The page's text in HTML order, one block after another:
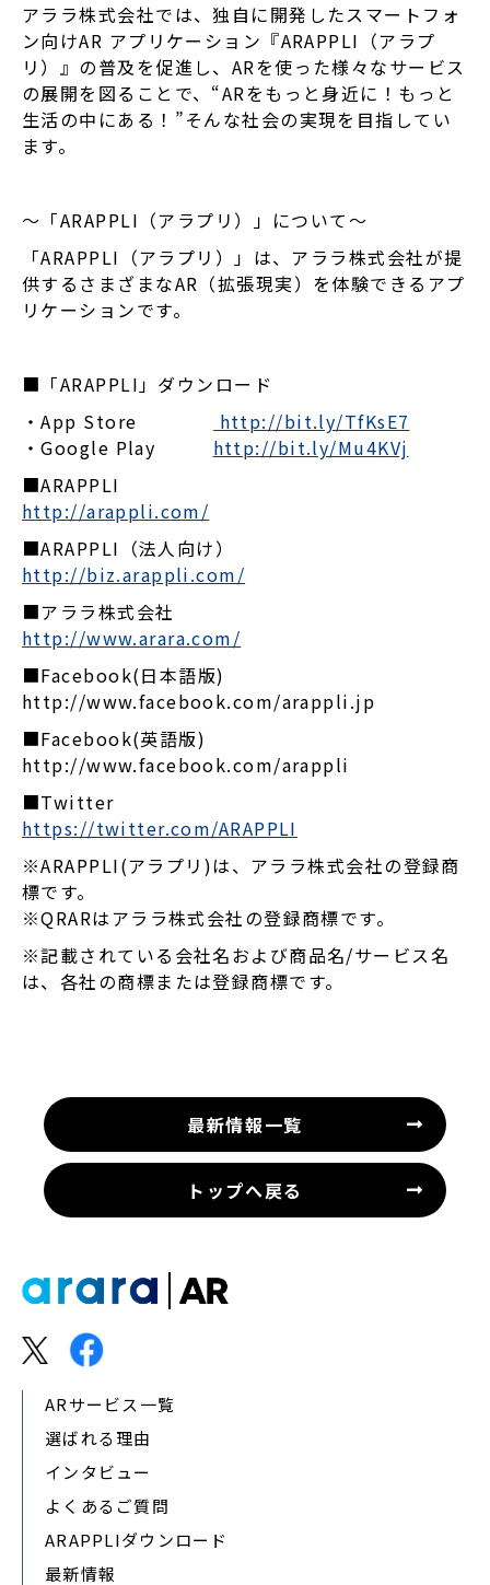
アララ株式会社では、独自に開発したスマートフォ
ン向けAR アプリケーション『ARAPPLI（アラプ
リ）』の普及を促進し、ARを使った様々なサービス
の展開を図ることで、“ARをもっと身近に！もっと
生活の中にある！”そんな社会の実現を目指してい
ます。
～「ARAPPLI（アラプリ）」について～
「ARAPPLI（アラプリ）」は、アララ株式会社が提
供するさまざまなAR（拡張現実）を体験できるアプ
リケーションです。
■「ARAPPLI」ダウンロード
・App Store
http://bit.ly/TfKsE7
・Google Play http://bit.ly/Mu4KVj
■ARAPPLI
http://arappli.com/
■ARAPPLI（法人向け）
http://biz.arappli.com/
■アララ株式会社
http://www.arara.com/
■Facebook(日本語版)
http://www.facebook.com/arappli.jp
■Facebook(英語版)
http://www.facebook.com/arappli
■Twitter
https://twitter.com/ARAPPLI
※ARAPPLI(アラプリ)は、アララ株式会社の登録商
標です。
※QRARはアララ株式会社の登録商標です。
※記載されている会社名および商品名/サービス名
は、各社の商標または登録商標です。
最新情報一覧
トップへ戻る
ARサービス一覧
選ばれる理由
インタビュー
よくあるご質問
ARAPPLIダウンロード
最新情報